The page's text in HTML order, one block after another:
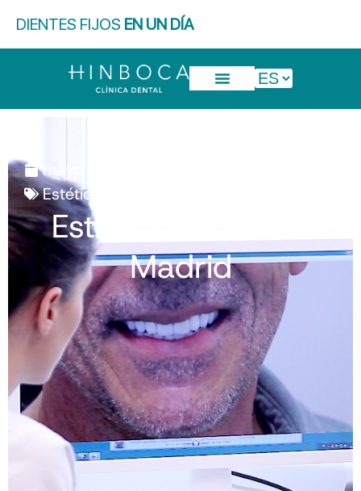
DIENTES FIJOS EN UN DÍA
mayo 29, 2017
Estética dental
Estética dental en
Madrid